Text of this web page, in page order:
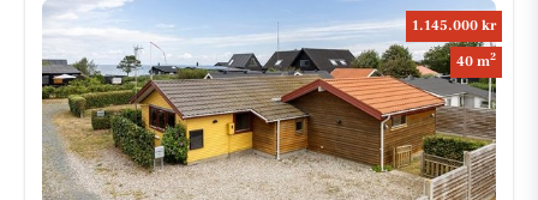
1.145.000 kr
40 m2